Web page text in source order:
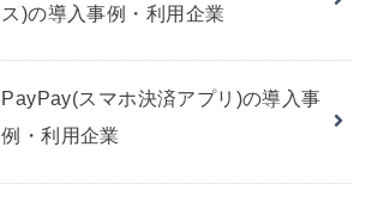
ス)の導入事例・利用企業
PayPay(スマホ決済アプリ)の導入事
例・利用企業